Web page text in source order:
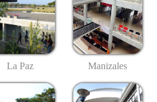
La Paz Manizales